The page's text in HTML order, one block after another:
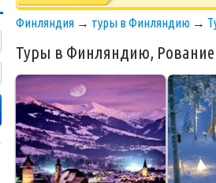
Финляндия → туры в Финляндию →
Туры в Финляндию,